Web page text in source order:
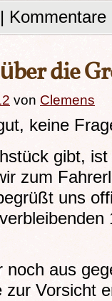
|
die
von Clemens
keine
gibt,
zum
uns
noch aus
zur Vorsicht